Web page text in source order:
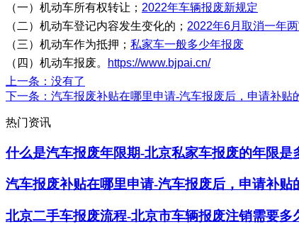
（一）机动车所有权转让； 2022年车辆报废新规定
（二）机动车登记内容发生变化的； 2022年6月取消一年
（三）机动车作为抵押； 私家车一般多少年报废
（四）机动车报废。
https://www.bjpai.cn/
上一条 ：没有了
下一条 ：汽车报废补贴在哪里申请-汽车报废后，申请补贴
热门资讯
什么是汽车报废年限期-北京私家车报废的年限是
汽车报废补贴在哪里申请-汽车报废后，申请补贴
北京二手车报废流程-北京市车辆报废注销需要多